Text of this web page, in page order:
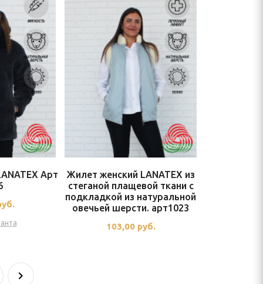
Арт
Жилет женский LANATEX из
стеганой плащевой ткани с
подкладкой из натуральной
овечьей шерсти. арт1023
103,00 руб.